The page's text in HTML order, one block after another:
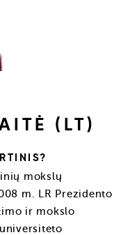
(LT)
mokslų
m. LR Prezidento
ir mokslo